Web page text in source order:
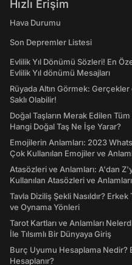
Hızlı Erişim
Hava Durumu
Son Depremler Listesi
Evlilik Yıl Dönümü Sözleri! En
Evlilik Yıl dönümü Mesajları
Rüyada Altın Görmek:
Saklı Olabilir!
Doğal Taşların Merak Edilen
Hangi Doğal Taş Ne İşe Yarar?
Emojilerin Anlamları: 2023
Çok Kullanılan Emojiler ve
Atasözleri ve Anlamları: A'dan
Kullanılan Atasözleri ve Anlamları
Tavla Diziliş Şekli Nasıldır? Erkek
ve Oynama Yönleri
Tarot Kartları ve Anlamları
İle Tılsımlı Bir Dünyaya Giriş
Burç Uyumu Hesaplama Nedir?
Hesaplanır?